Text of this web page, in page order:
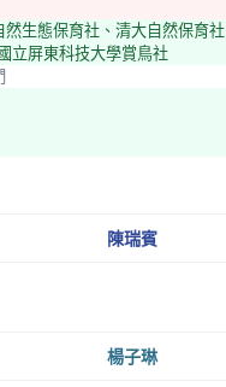
生態保育社、清大自然保育
立屏東科技大學賞鳥社
陳瑞賓
楊子琳